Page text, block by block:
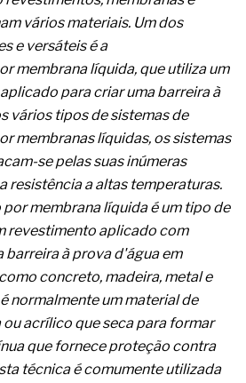
clínica da coceira no ânus
clínicos do teratoma de ovário
médico da síndrome da fadiga
médicas da queda dos cabelos ou
gestão é o obstáculo para o resultado
para a inspeção em estruturas
de concreto de obras
regular reduz em 19% o risco de
e melhora o metabolismo
de indicadores nas atividades
das organizações
industrial ganha espaço como
competitiva nas empresas
dimensionais dos produtos de
cimentícios com fibra de vidro
vantagem competitiva não está no
IA
vários materiais. Um dos
e versáteis é a
membrana líquida, que utiliza um
para criar uma barreira à
vários tipos de sistemas de
membranas líquidas, os sistemas
se pelas suas inúmeras
resistência a altas temperaturas.
membrana líquida é um tipo de
revestimento aplicado com
barreira à prova d'água em
concreto, madeira, metal e
normalmente um material de
acrílico que seca para formar
que fornece proteção contra
técnica é comumente utilizada